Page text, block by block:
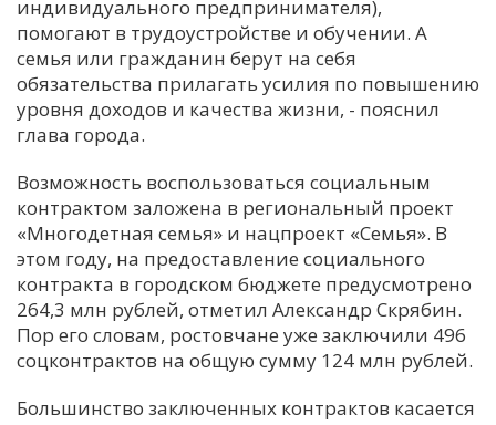
индивидуального предпринимателя),
помогают в трудоустройстве и обучении. А
семья или гражданин берут на себя
обязательства прилагать усилия по повышению
уровня доходов и качества жизни, - пояснил
глава города.
Возможность воспользоваться социальным
контрактом заложена в региональный проект
«Многодетная семья» и нацпроект «Семья». В
этом году, на предоставление социального
контракта в городском бюджете предусмотрено
264,3 млн рублей, отметил Александр Скрябин.
Пор его словам, ростовчане уже заключили 496
соцконтрактов на общую сумму 124 млн рублей.
Большинство заключенных контрактов касается